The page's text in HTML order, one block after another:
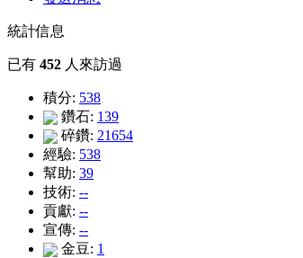
統計信息
已有 452 人來訪過
積分: 538
鑽石: 139
碎鑽: 21654
經驗: 538
幫助: 39
技術: --
貢獻: --
宣傳: --
金豆: 1